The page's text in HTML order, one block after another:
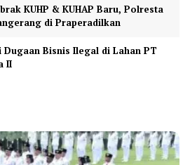
KUHP & KUHAP Baru, Polresta
di Praperadilkan
Bisnis Ilegal di Lahan PT
II